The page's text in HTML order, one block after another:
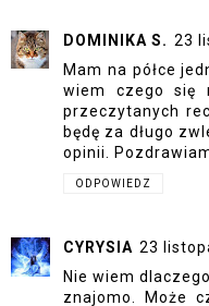
DOMINIKA S. 23
Mam na półce
wiem czego się
przeczytanych
będę za długo
opinii.
ODPOWIEDZ
CYRYSIA 23
Nie wiem
znajomo. Może